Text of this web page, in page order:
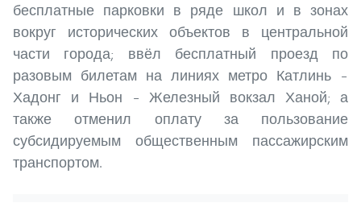
бесплатные парковки в ряде школ и в зонах
вокруг исторических объектов в центральной
части города; ввёл бесплатный проезд по
разовым билетам на линиях метро Катлинь –
Хадонг и Ньон – Железный вокзал Ханой; а
также отменил оплату за пользование
субсидируемым общественным пассажирским
транспортом.